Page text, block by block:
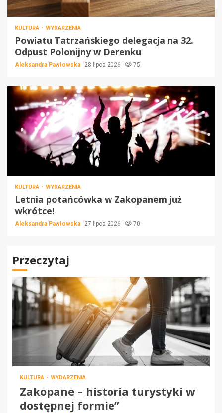
KULTURA WYDARZENIA
Powiatu Tatrzańskiego delegacja na 32.
Odpust Polonijny w Derenku
Aleksandra Pawłowska 28 lipca 2026 75
KULTURA WYDARZENIA
Letnia potańcówka w Zakopanem już
wkrótce!
Aleksandra Pawłowska 27 lipca 2026 70
Przeczytaj
KULTURA WYDARZENIA
Zakopane – historia turystyki w
dostępnej formie”